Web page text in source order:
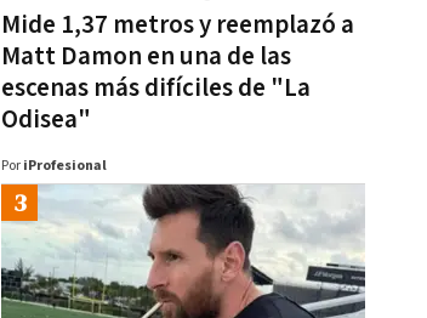
Mide 1,37 metros y reemplazó a
Matt Damon en una de las
escenas más difíciles de "La
Odisea"
Por iProfesional